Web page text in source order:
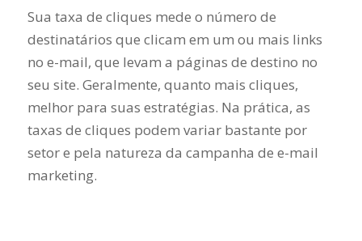
Sua taxa de cliques mede o número de
destinatários que clicam em um ou mais links
no e-mail, que levam a páginas de destino no
seu site. Geralmente, quanto mais cliques,
melhor para suas estratégias. Na prática, as
taxas de cliques podem variar bastante por
setor e pela natureza da campanha de e-mail
marketing.